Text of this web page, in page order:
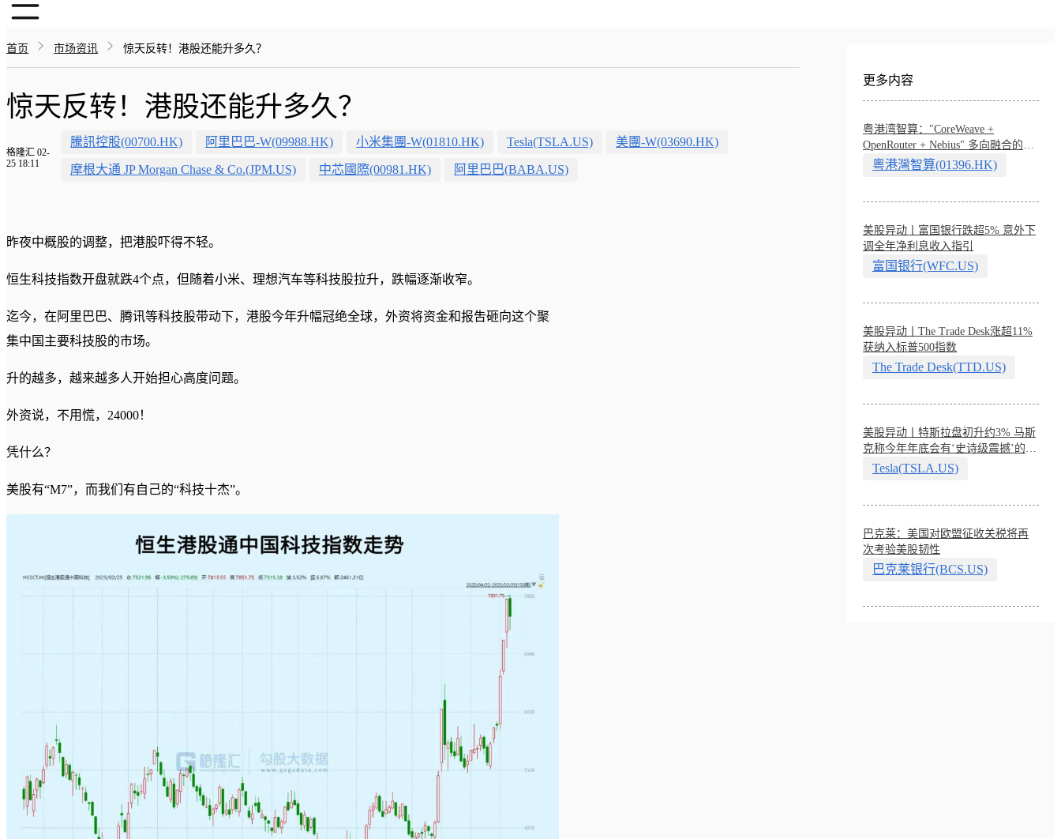
首页 市场资讯 惊天反转！港股还能升多久？
惊天反转！港股还能升多久？
格隆汇 02-
25 18:11
騰訊控股(00700.HK) 阿里巴巴-W(09988.HK) 小米集團-W(01810.HK) Tesla(TSLA.US) 美團-W(03690.HK)
摩根大通 JP Morgan Chase & Co.(JPM.US) 中芯國際(00981.HK) 阿里巴巴(BABA.US)
昨夜中概股的调整，把港股吓得不轻。
恒生科技指数开盘就跌4个点，但随着小米、理想汽车等科技股拉升，跌幅逐渐收窄。
迄今，在阿里巴巴、腾讯等科技股带动下，港股今年升幅冠绝全球，外资将资金和报吿砸向这个聚
集中国主要科技股的市场。
升的越多，越来越多人开始担心高度问题。
外资说，不用慌，24000！
凭什么？
美股有“M7”，而我们有自己的“科技十杰”。
更多内容
粤港湾智算："CoreWeave +
OpenRouter + Nebius" 多向融合的中
国智算新范式
粵港灣智算(01396.HK)
美股异动丨富国银行跌超5% 意外下
调全年净利息收入指引
富国银行(WFC.US)
美股异动丨The Trade Desk涨超11%
获纳入标普500指数
The Trade Desk(TTD.US)
美股异动丨特斯拉盘初升约3% 马斯
克称今年年底会有‘史诗级震撼’的演
示Tesla(TSLA.US)
巴克莱：美国对欧盟征收关税将再
次考验美股韧性
巴克莱银行(BCS.US)